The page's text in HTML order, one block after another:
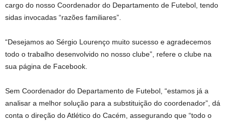
cargo do nosso Coordenador do Departamento de Futebol, tendo
sidas invocadas “razões familiares”.
“Desejamos ao Sérgio Lourenço muito sucesso e agradecemos
todo o trabalho desenvolvido no nosso clube”, refere o clube na
sua página de Facebook.
Sem Coordenador do Departamento de Futebol, “estamos já a
analisar a melhor solução para a substituição do coordenador”, dá
conta o direção do Atlético do Cacém, assegurando que “todo o